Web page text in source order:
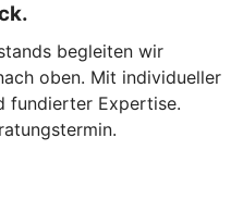
begleiten wir
oben. Mit individueller
fundierter Expertise.